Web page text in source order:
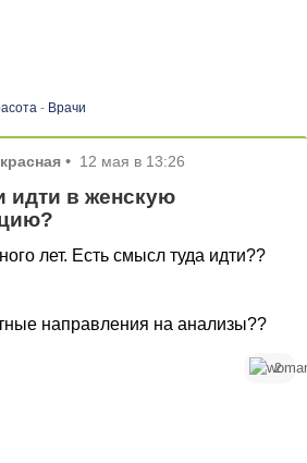
- Врачи
• 12 мая в 13:26
идти в женскую
лет. Есть смысл туда идти??
направления на анализы??
2